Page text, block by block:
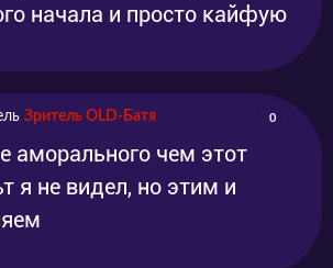
начала и просто кайфую
Зритель OLD-Батя 0
аморального чем этот
я не видел, но этим и